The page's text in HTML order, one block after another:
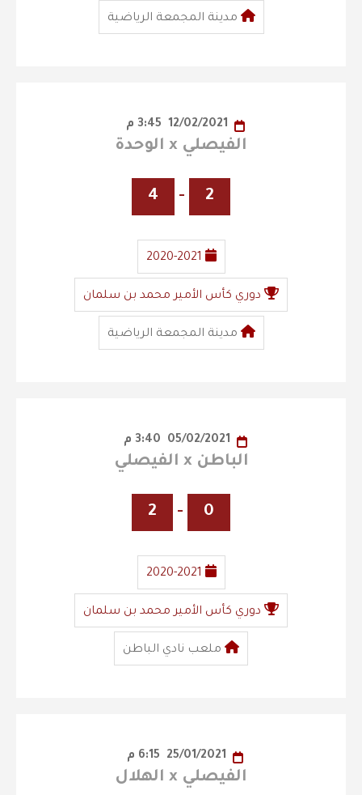
مدينة المجمعة الرياضية
الفيصلي x الوحدة
2
-
4
2020-2021
دوري كأس الأمير محمد بن سلمان
مدينة المجمعة الرياضية
الباطن x الفيصلي
0
-
2
2020-2021
دوري كأس الأمير محمد بن سلمان
ملعب نادي الباطن
الفيصلي x الهلال